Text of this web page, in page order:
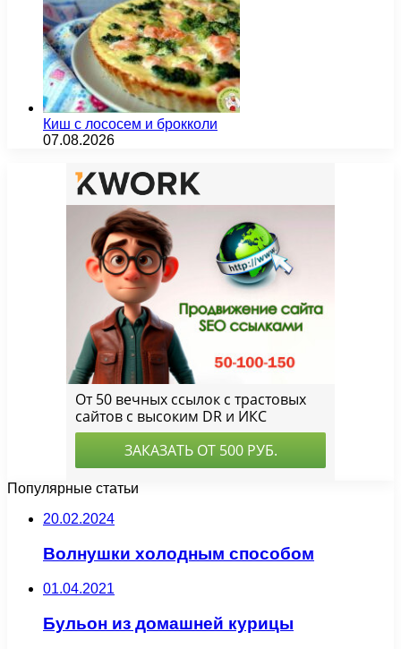
Киш с лососем и брокколи
07.08.2026
Популярные статьи
20.02.2024
Волнушки холодным способом
01.04.2021
Бульон из домашней курицы